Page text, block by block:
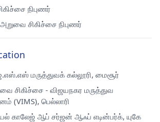
நிபுணர்
சிகிச்சை நிபுணர்
மருத்துவக் கல்லூரி, மைசூர்
சிகிச்சை - விஜயநகர மருத்துவ
(VIMS), பெல்லாரி
காலேஜ் ஆப் சர்ஜன் ஆஃப் எடின்பர்க், யுகே